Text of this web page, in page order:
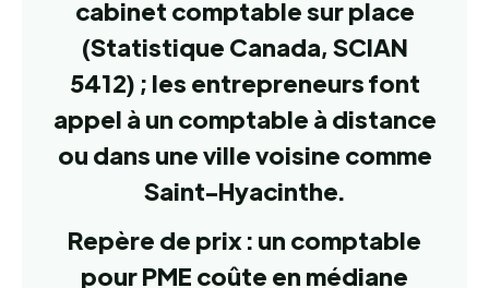
cabinet comptable sur place
(Statistique Canada, SCIAN
5412) ; les entrepreneurs font
appel à un comptable à distance
ou dans une ville voisine comme
Saint-Hyacinthe.
Repère de prix : un comptable
pour PME coûte en médiane